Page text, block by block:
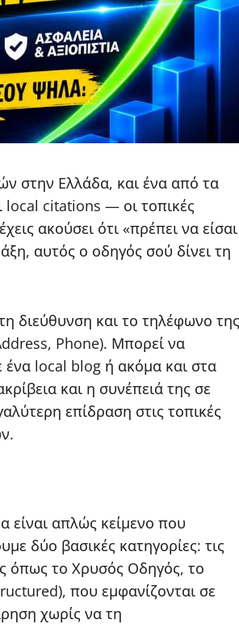
στην Ελλάδα, και ένα από τα
local citations — οι τοπικές
ακούσει ότι «πρέπει να είσαι
αυτός ο οδηγός σού δίνει τη
διεύθυνση και το τηλέφωνο της
Phone). Μπορεί να
ένα local blog ή ακόμα και στα
και η συνέπειά της σε
επίδραση στις τοπικές
είναι απλώς κείμενο που
δύο βασικές κατηγορίες: τις
όπως το Χρυσός Οδηγός, το
που εμφανίζονται σε
χωρίς να τη